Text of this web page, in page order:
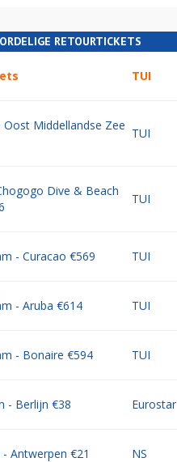
RETOURTICKETS
TUI
Oost Middellandse Zee
TUI
Dive & Beach
TUI
- Curacao €569 TUI
- Aruba €614 TUI
- Bonaire €594 TUI
- Berlijn €38 Eurostar
Antwerpen €21 NS